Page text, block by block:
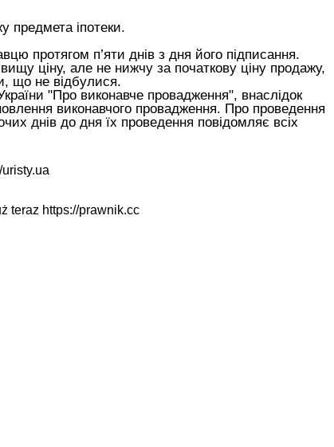
предмета іпотеки.
протягом п’яти днів з дня його підписання.
ціну, але не нижчу за початкову ціну продажу,
що не відбулися.
"Про виконавче провадження", внаслідок
виконавчого провадження. Про проведення
днів до дня їх проведення повідомляє всіх
uristy.ua
teraz https://prawnik.cc